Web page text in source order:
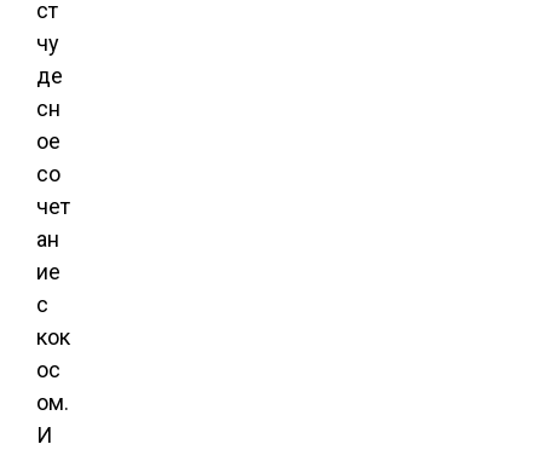
ст
чу
де
сн
ое
со
чет
ан
ие
с
кок
ос
ом.
И